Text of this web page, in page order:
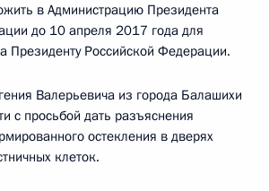
в Администрацию Президента
до 10 апреля 2017 года для
Президенту Российской Федерации.
Валерьевича из города Балашихи
с просьбой дать разъяснения
остекления в дверях
клеток.